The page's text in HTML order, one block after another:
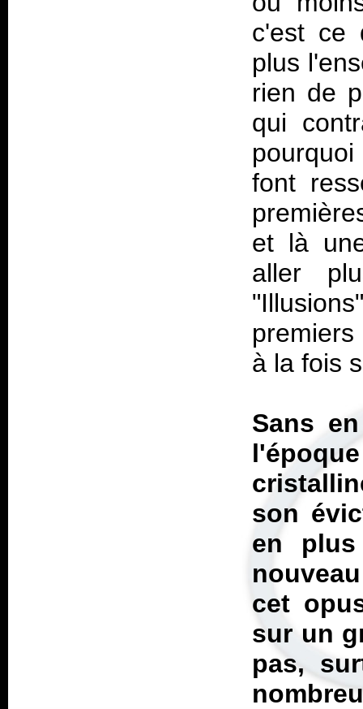
c'est ce
plus
rien de
qui
font
et là
aller
à la fois
Sans
son
en
cet
sur un
pas,